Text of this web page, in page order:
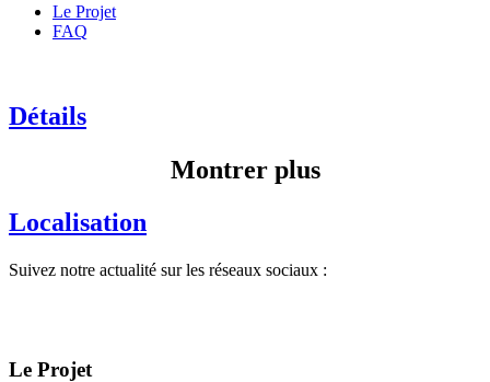
Le Projet
FAQ
Détails
Montrer plus
Localisation
Suivez notre actualité sur les réseaux sociaux :
Le Projet